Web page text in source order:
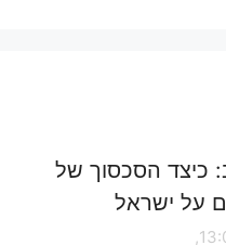
כיצד הסכסוך של
על ישראל